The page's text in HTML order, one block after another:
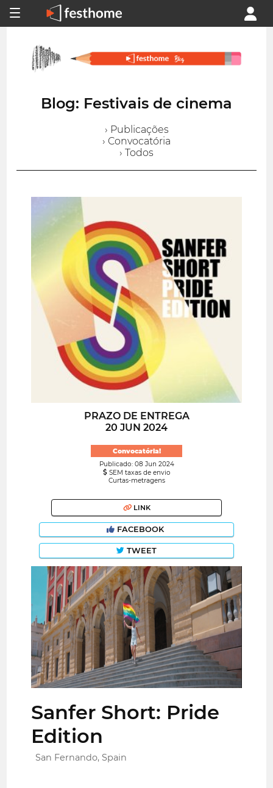
Blog: Festivais de cinema
› Publicações
› Convocatória
› Todos
PRAZO DE ENTREGA
20 JUN 2024
Convocatória!
Publicado: 08 Jun 2024
SEM taxas de envio
Curtas-metragens
LINK
FACEBOOK
TWEET
Sanfer Short: Pride
Edition
San Fernando, Spain